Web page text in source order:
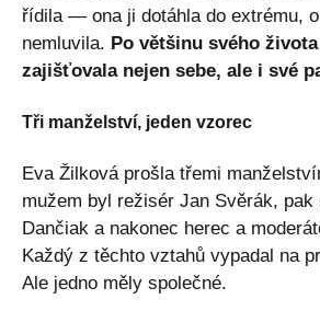
řídila — ona ji dotáhla do extrému,
nemluvila. Po většinu svého
zajišťovala nejen sebe, ale i své
Tři manželství, jeden vzorec
Eva Žilková prošla třemi
mužem byl režisér Jan Svěrák, pak
Dančiak a nakonec herec a
Každý z těchto vztahů vypadal na
Ale jedno měly společné.